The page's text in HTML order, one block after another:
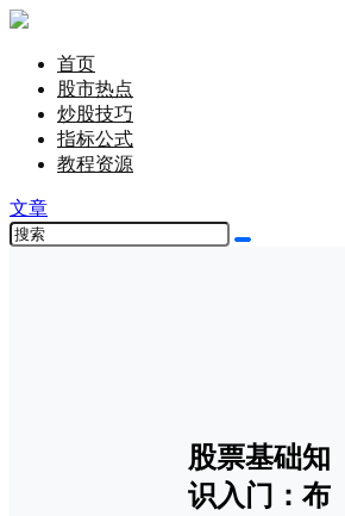
首页
股市热点
炒股技巧
指标公式
教程资源
文章
股票基础知
识入门：布